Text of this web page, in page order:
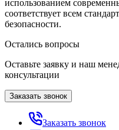
использованием
соответствует всем
безопасности.
Остались вопросы
Оставьте заявку и наш
консультации
Заказать звонок
Заказать звонок